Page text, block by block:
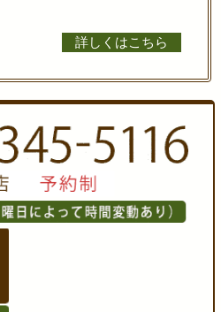
詳しくはこちら